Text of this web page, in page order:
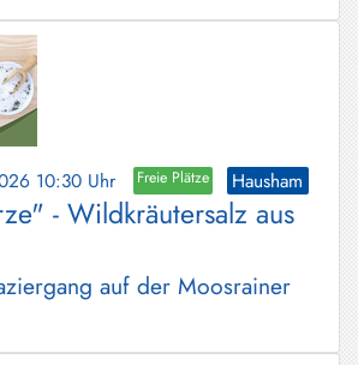
10:30 Uhr Freie Plätze Hausham
- Wildkräutersalz aus
auf der Moosrainer